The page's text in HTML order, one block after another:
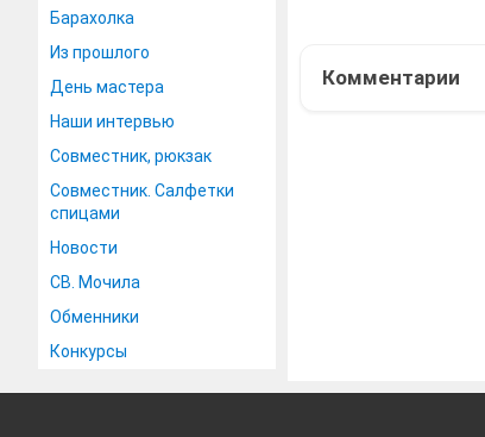
Барахолка
Из прошлого
День мастера
Наши интервью
Совместник, рюкзак
Совместник. Салфетки
спицами
Новости
СВ. Мочила
Обменники
Конкурсы
Комментарии